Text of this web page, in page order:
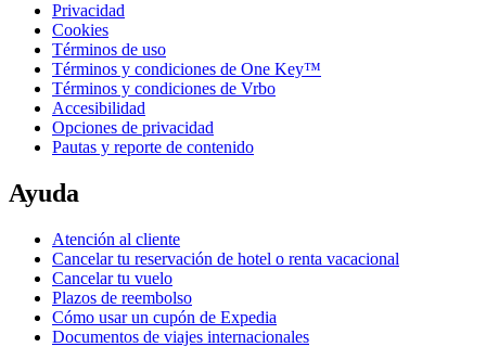
Privacidad
Cookies
Términos de uso
Términos y condiciones de One Key™
Términos y condiciones de Vrbo
Accesibilidad
Opciones de privacidad
Pautas y reporte de contenido
Ayuda
Atención al cliente
Cancelar tu reservación de hotel o renta vacacional
Cancelar tu vuelo
Plazos de reembolso
Cómo usar un cupón de Expedia
Documentos de viajes internacionales